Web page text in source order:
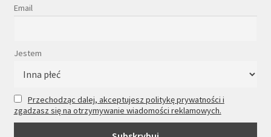
Email
Jestem
Przechodząc dalej, akceptujesz politykę prywatności i
zgadzasz się na otrzymywanie wiadomości reklamowych.